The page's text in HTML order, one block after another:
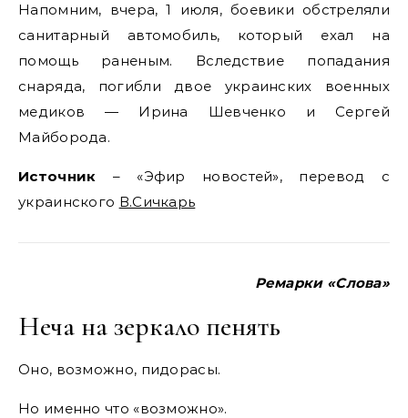
Напомним, вчера, 1 июля, боевики обстреляли
санитарный автомобиль, который ехал на
помощь раненым. Вследствие попадания
снаряда, погибли двое украинских военных
медиков — Ирина Шевченко и Сергей
Майборода.
Источник – «Эфир новостей», перевод с
украинского В.Сичкарь
Ремарки «Слова»
Неча на зеркало пенять
Оно, возможно, пидорасы.
Но именно что «возможно».